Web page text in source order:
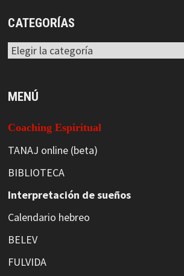
CATEGORÍAS
Categorías
MENÚ
Coaching Espiritual
TANAJ online (beta)
BIBLIOTECA
Interpretación de sueños
Calendario hebreo
BELEV
FULVIDA